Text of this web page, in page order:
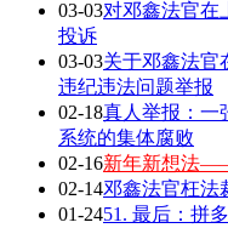
03-03对邓鑫法官在
投诉
03-03关于邓鑫法官
违纪违法问题举报
02-18真人举报：一
系统的集体腐败
02-16新年新想法
02-14邓鑫法官枉法
01-2451. 最后：拼